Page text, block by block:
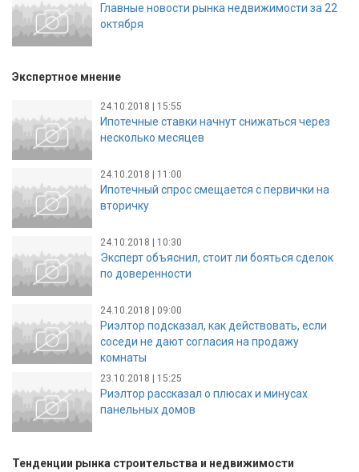
Главные новости рынка недвижимости за 22
октября
Экспертное мнение
24.10.2018 | 15:55
Ипотечные ставки начнут снижаться через
несколько месяцев
24.10.2018 | 11:00
Ипотечный спрос смещается с первички на
вторичку
24.10.2018 | 10:30
Эксперт объяснил, стоит ли бояться сделок
по доверенности
24.10.2018 | 09:00
Риэлтор подсказал, как действовать, если
соседи не дают согласия на продажу
комнаты
23.10.2018 | 15:25
Риэлтор рассказал о плюсах и минусах
панельных домов
Тенденции рынка строительства и недвижимости